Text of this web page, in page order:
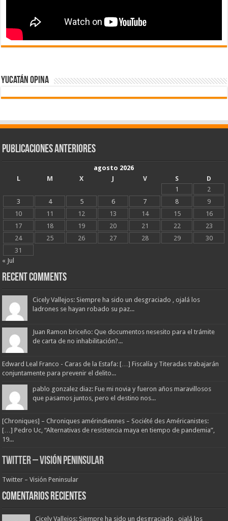
Yucatán Opina
Publicaciones Anteriores
agosto 2026
L
M X J V S
D
1
2
3
4 5 6 7 8
9
10
11 12 13 14 15
16
17
18 19 20 21 22
23
24
25 26 27 28 29
30
31
« Jul
Recent Comments
Cicely Vallejos: Siempre ha sido un desgraciado , ojalá los
ladrones se hayan robado su paz...
Juan Ramon briceño: Que documentos nesesito para el trámite
de carta de no inhabilitación?...
Edward Leal Franco - Caras de la Estafa: […] Fiscalía y Titeradas trabajarán
conjuntamente para prevenir el delito...
pablo gonzalez diaz: Fue mi novia y fueron años maravillosos
que pasamos juntos, pero el destino nos...
[Chroniques] – Chroniques amérindiennes – Société des Américanistes:
[…] Pedro Uc, “Alternativas de resistencia maya en tiempo de pandemia”,
19...
Twitter – Visión Peninsular
Twitter – Visión Peninsular
Comentarios Recientes
Cicely Vallejos: Siempre ha sido un desgraciado , ojalá los